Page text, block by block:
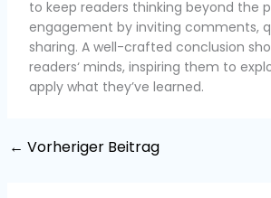
to keep readers thinking beyond the
engagement by inviting comments,
sharing. A well-crafted conclusion
readers‘ minds, inspiring them to
apply what they’ve learned.
← Vorheriger Beitrag